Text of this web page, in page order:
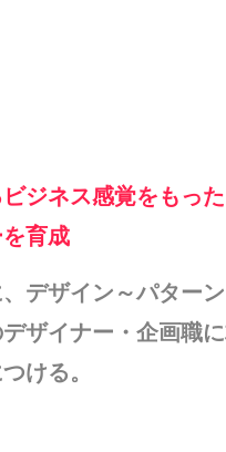
ジネス感覚をもった
育成
デザイン～パター
ザイナー・企画職
ける。